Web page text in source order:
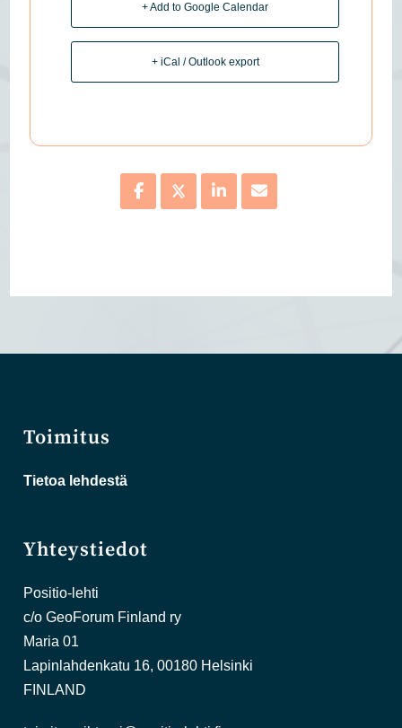
+ Add to Google Calendar
+ iCal / Outlook export
Toimitus
Tietoa lehdestä
Yhteystiedot
Positio-lehti
c/o GeoForum Finland ry
Maria 01
Lapinlahdenkatu 16, 00180 Helsinki
FINLAND